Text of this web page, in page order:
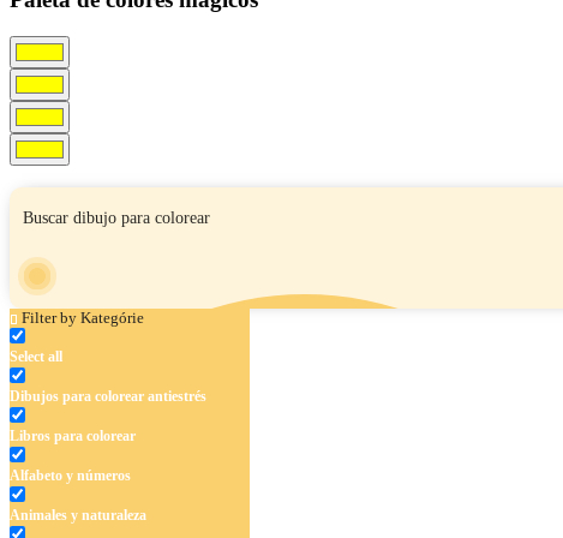
Filter by Kategórie
Select all
Dibujos para colorear antiestrés
Libros para colorear
Alfabeto y números
Animales y naturaleza